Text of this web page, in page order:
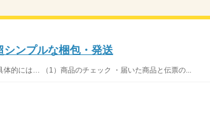
ンプルな梱包・発送
的には… （1）商品のチェック ・届いた商品と伝票の...